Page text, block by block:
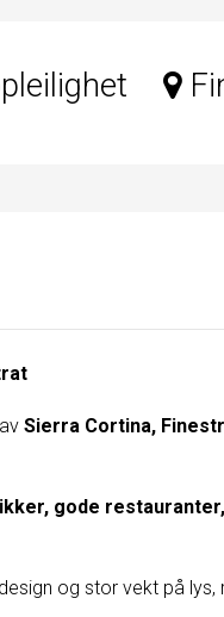
Sierra Cortina,
gode
og stor vekt på